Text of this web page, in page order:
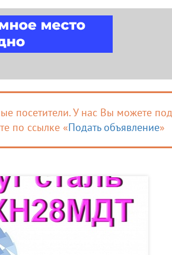
посетители. У нас Вы можете
по ссылке «Подать объявление»